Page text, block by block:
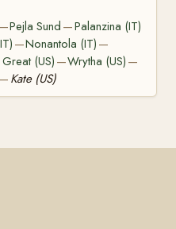
—Pejla Sund —Palanzina (IT)
—Nonantola (IT) —
(US)—Wrytha (US) —
— Kate (US)